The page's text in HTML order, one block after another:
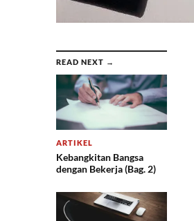
READ NEXT →
ARTIKEL
Kebangkitan Bangsa
dengan Bekerja (Bag. 2)